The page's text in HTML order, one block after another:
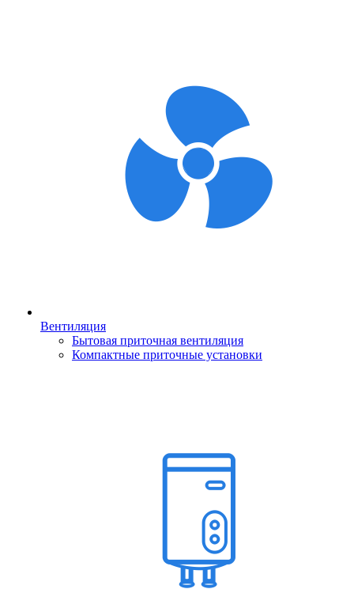
Вентиляция
Бытовая приточная вентиляция
Компактные приточные установки